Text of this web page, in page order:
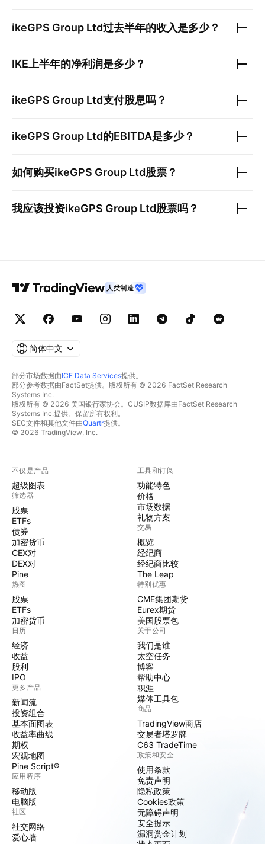
ikeGPS Group Ltd过去半年的收入是多少？
IKE 上半年的净利润是多少？
ikeGPS Group Ltd支付股息吗？
ikeGPS Group Ltd的EBITDA是多少？
如何购买ikeGPS Group Ltd股票？
我应该投资ikeGPS Group Ltd股票吗？
人类制造
简体中文
部分市场数据由ICE Data Services提供。
部分参考数据由FactSet提供。版权所有 © 2026 FactSet Research
Systems Inc.
版权所有 © 2026 美国银行家协会。CUSIP数据库由FactSet Research
Systems Inc.提供。保留所有权利。
SEC文件和其他文件由Quartr提供。
© 2026 TradingView, Inc.
不仅是产品
超级图表
筛选器
股票
ETFs
债券
加密货币
CEX对
DEX对
Pine
热图
股票
ETFs
加密货币
日历
经济
收益
股利
IPO
更多产品
新闻流
投资组合
基本面图表
收益率曲线
期权
宏观地图
Pine Script®
应用程序
移动版
电脑版
社区
社交网络
爱心墙
工具和订阅
功能特色
价格
市场数据
礼物方案
交易
概览
经纪商
经纪商比较
The Leap
特别优惠
CME集团期货
Eurex期货
美国股票包
关于公司
我们是谁
太空任务
博客
帮助中心
职涯
媒体工具包
商品
TradingView商店
交易者塔罗牌
C63 TradeTime
政策和安全
使用条款
免责声明
隐私政策
Cookies政策
无障碍声明
安全提示
漏洞赏金计划